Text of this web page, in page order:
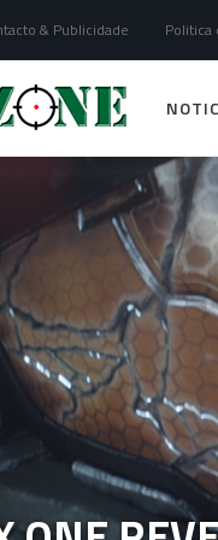
& Publicidade Politica